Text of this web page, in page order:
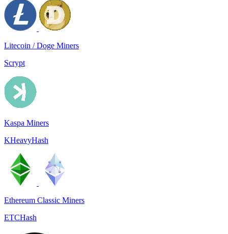
Litecoin / Doge Miners
Scrypt
Kaspa Miners
KHeavyHash
Ethereum Classic Miners
ETCHash